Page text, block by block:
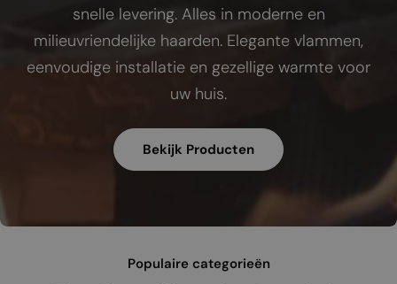
snelle levering. Alles in moderne en
milieuvriendelijke haarden. Elegante vlammen,
eenvoudige installatie en gezellige warmte voor
uw huis.
Bekijk Producten
Populaire categorieën